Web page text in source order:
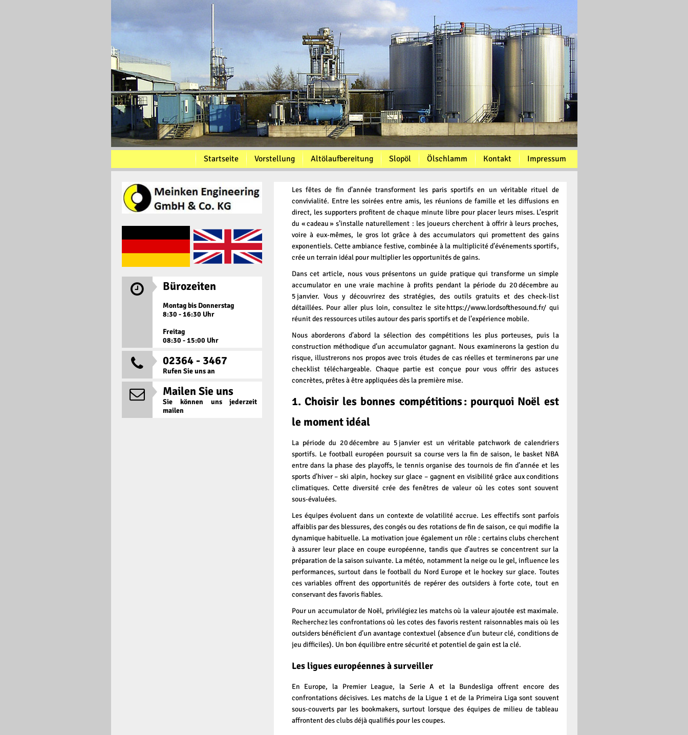
Startseite Vorstellung Altölaufbereitung Slopöl Ölschlamm Kontakt Impressum
Les fêtes de fin d’année transforment les paris sportifs en un véritable rituel de
convivialité. Entre les soirées entre amis, les réunions de famille et les diffusions en
direct, les supporters profitent de chaque minute libre pour placer leurs mises. L’esprit
du « cadeau » s’installe naturellement : les joueurs cherchent à offrir à leurs proches,
voire à eux‑mêmes, le gros lot grâce à des accumulators qui promettent des gains
exponentiels. Cette ambiance festive, combinée à la multiplicité d’événements sportifs,
crée un terrain idéal pour multiplier les opportunités de gains.
Dans cet article, nous vous présentons un guide pratique qui transforme un simple
accumulator en une vraie machine à profits pendant la période du 20 décembre au
5 janvier. Vous y découvrirez des stratégies, des outils gratuits et des check‑list
détaillées. Pour aller plus loin, consultez le sitehttps://www.lordsofthesound.fr/qui
réunit des ressources utiles autour des paris sportifs et de l’expérience mobile.
Nous aborderons d’abord la sélection des compétitions les plus porteuses, puis la
construction méthodique d’un accumulator gagnant. Nous examinerons la gestion du
risque, illustrerons nos propos avec trois études de cas réelles et terminerons par une
checklist téléchargeable. Chaque partie est conçue pour vous offrir des astuces
concrètes, prêtes à être appliquées dès la première mise.
1. Choisir les bonnes compétitions : pourquoi Noël est
le moment idéal
La période du 20 décembre au 5 janvier est un véritable patchwork de calendriers
sportifs. Le football européen poursuit sa course vers la fin de saison, le basket NBA
entre dans la phase des playoffs, le tennis organise des tournois de fin d’année et les
sports d’hiver – ski alpin, hockey sur glace – gagnent en visibilité grâce aux conditions
climatiques. Cette diversité crée des fenêtres de valeur où les cotes sont souvent
sous‑évaluées.
Les équipes évoluent dans un contexte de volatilité accrue. Les effectifs sont parfois
affaiblis par des blessures, des congés ou des rotations de fin de saison, ce qui modifie la
dynamique habituelle. La motivation joue également un rôle : certains clubs cherchent
à assurer leur place en coupe européenne, tandis que d’autres se concentrent sur la
préparation de la saison suivante. La météo, notamment la neige ou le gel, influence les
performances, surtout dans le football du Nord Europe et le hockey sur glace. Toutes
ces variables offrent des opportunités de repérer des outsiders à forte cote, tout en
conservant des favoris fiables.
Pour un accumulator de Noël, privilégiez les matchs où la valeur ajoutée est maximale.
Recherchez les confrontations où les cotes des favoris restent raisonnables mais où les
outsiders bénéficient d’un avantage contextuel (absence d’un buteur clé, conditions de
jeu difficiles). Un bon équilibre entre sécurité et potentiel de gain est la clé.
Les ligues européennes à surveiller
En Europe, la Premier League, la Serie A et la Bundesliga offrent encore des
confrontations décisives. Les matchs de la Ligue 1 et de la Primeira Liga sont souvent
sous‑couverts par les bookmakers, surtout lorsque des équipes de milieu de tableau
affrontent des clubs déjà qualifiés pour les coupes.
 Bürozeiten
Montag bis Donnerstag
8:30 - 16:30 Uhr
Freitag
08:30 - 15:00 Uhr
 02364 - 3467
Rufen Sie uns an
 Mailen Sie uns
Sie können uns jederzeit
mailen